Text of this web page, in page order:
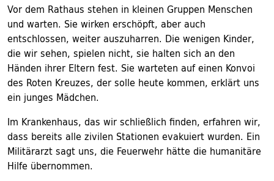
Vor dem Rathaus stehen in kleinen Gruppen Menschen
und warten. Sie wirken erschöpft, aber auch
entschlossen, weiter auszuharren. Die wenigen Kinder,
die wir sehen, spielen nicht, sie halten sich an den
Händen ihrer Eltern fest. Sie warteten auf einen Konvoi
des Roten Kreuzes, der solle heute kommen, erklärt uns
ein junges Mädchen.
Im Krankenhaus, das wir schließlich finden, erfahren wir,
dass bereits alle zivilen Stationen evakuiert wurden. Ein
Militärarzt sagt uns, die Feuerwehr hätte die humanitäre
Hilfe übernommen.